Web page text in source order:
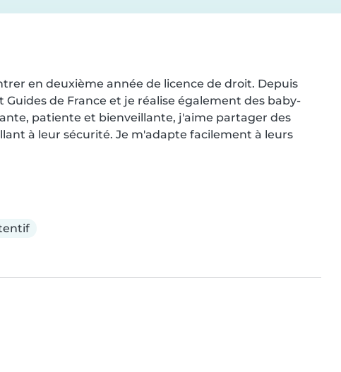
en deuxième année de licence de droit. Depuis
de France et je réalise également des baby-
patiente et bienveillante, j'aime partager des
à leur sécurité. Je m'adapte facilement à leurs